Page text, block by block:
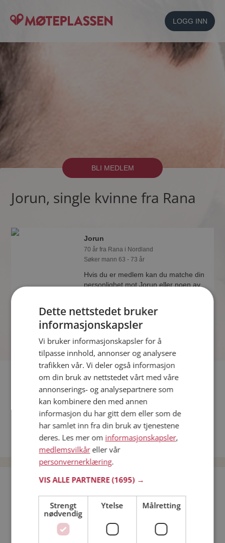
LOGG INN
BLI MEDLEM
Jorun, single kvinne fra Rana
Jorun
70 år fra Rana i Nordland
Søker mann 63 - 73 år
Hvis du er medlem kan du matche din
personlighet mot Jorun eller noen av
Fler single
Flere singlekvinner fra Rana :Cathrine,Natalia
Menn fra Rana
Date kvinner i Norge
Date menn i Norge
Bli medlem gratis!
Jeg er en:
Dette nettstedet bruker
informasjonskapsler
Vi bruker informasjonskapsler for å
tilpasse innhold, annonser og analysere
trafikken vår. Vi deler også informasjon
om din bruk av nettstedet vårt med våre
annonserings- og analysepartnere som
kan kombinere den med annen
informasjon du har gitt dem eller som de
har samlet inn fra din bruk av tjenestene
deres. Les mer om informasjonskapsler,
medlemsvilkåreller vår
personvernerklæring.
VIS ALLE PARTNERE(1695) →
Strengt
nødvendig
Ytelse Målretting